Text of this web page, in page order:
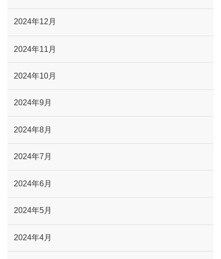
2024年12月
2024年11月
2024年10月
2024年9月
2024年8月
2024年7月
2024年6月
2024年5月
2024年4月